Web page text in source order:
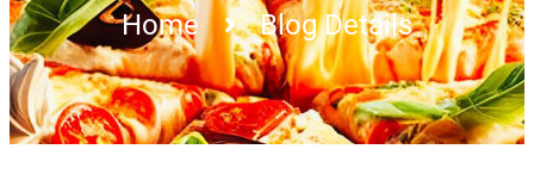
Home Blog Details